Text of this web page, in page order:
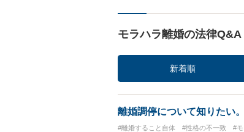
モラハラ離婚の法律Q&A
新着順
離婚調停について知りたい。
#離婚すること自体 #性格の不一致 #